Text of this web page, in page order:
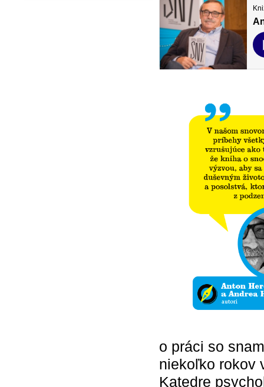
o práci so
niekoľko rokov
Katedre